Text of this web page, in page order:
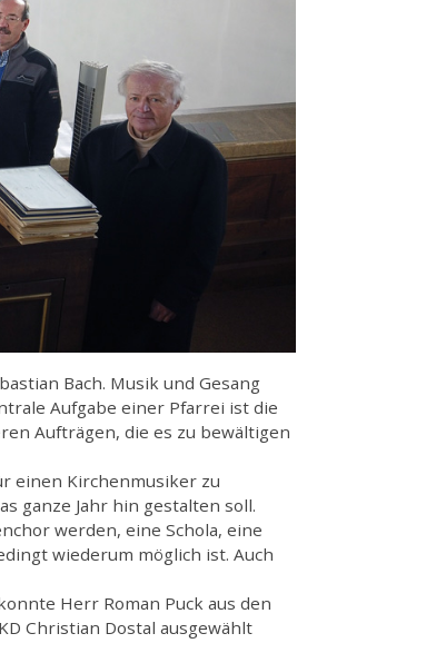
Bach. Musik und Gesang
Aufgabe einer Pfarrei ist die
Aufträgen, die es zu bewältigen
einen Kirchenmusiker zu
ganze Jahr hin gestalten soll.
werden, eine Schola, eine
wiederum möglich ist. Auch
Herr Roman Puck aus den
Christian Dostal ausgewählt